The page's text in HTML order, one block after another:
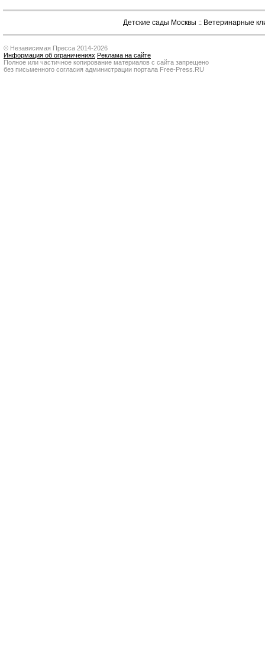
Детские сады Москвы :: Ветеринарные
© Независимая Пресса 2014-2026
Информация об ограничениях Реклама на сайте
Полное или частичное копирование материалов с сайта запрещено
без письменного согласия администрации портала Free-Press.RU